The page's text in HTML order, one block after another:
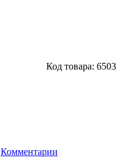
Код товара: 6503
Комментарии